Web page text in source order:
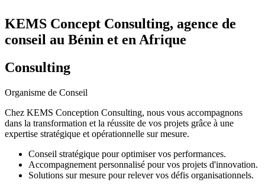
KEMS Concept Consulting, agence de
conseil au Bénin et en Afrique
Consulting
Organisme de Conseil
Chez KEMS Conception Consulting, nous vous accompagnons
dans la transformation et la réussite de vos projets grâce à une
expertise stratégique et opérationnelle sur mesure.
Conseil stratégique pour optimiser vos performances.
Accompagnement personnalisé pour vos projets d'innovation.
Solutions sur mesure pour relever vos défis organisationnels.